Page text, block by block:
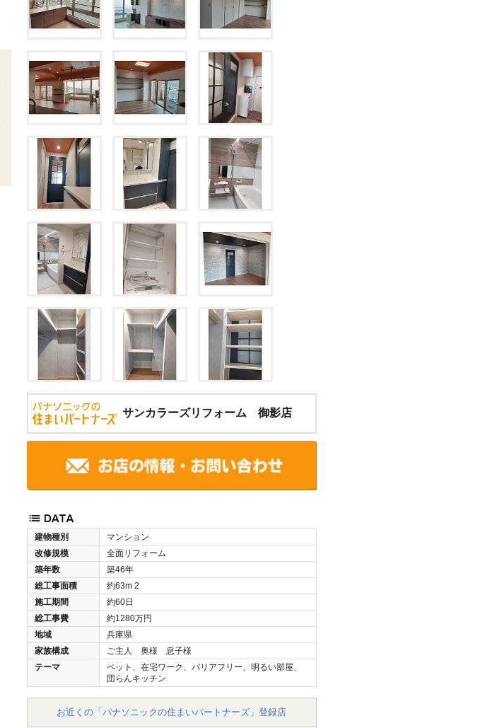
サンカラーズリフォーム 御影店
建物種別
マンション
改修規模
全面リフォーム
築年数
築46年
総工事面積
約63m 2
施工期間
約60日
総工事費
約1280万円
地域
兵庫県
家族構成
ご主人 奥様 息子様
テーマ
ペット、在宅ワーク、バリアフリー、明るい部屋、
団らんキッチン
お近くの「パナソニックの住まいパートナーズ」登録店